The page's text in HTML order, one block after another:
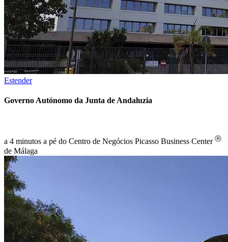
Estender
Governo Autónomo da Junta de Andaluzia
a 4 minutos a pé do Centro de Negócios Picasso Business Center Ⓡ
de Málaga